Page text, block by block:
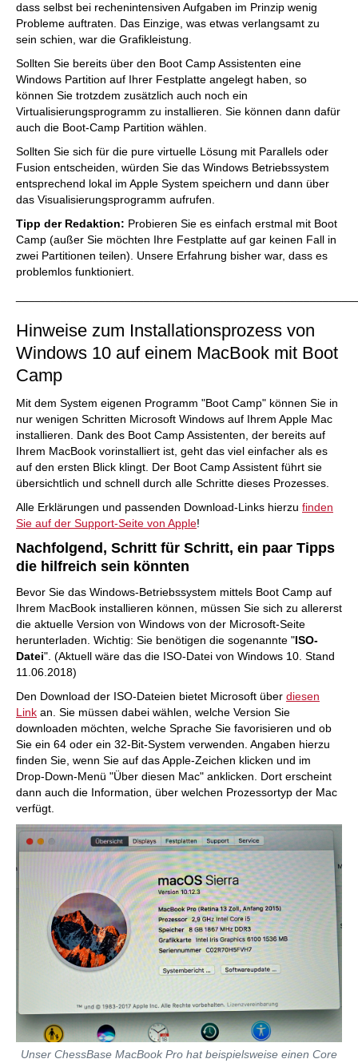
dass selbst bei rechenintensiven Aufgaben im Prinzip wenig
Probleme auftraten. Das Einzige, was etwas verlangsamt zu
sein schien, war die Grafikleistung.
Sollten Sie bereits über den Boot Camp Assistenten eine
Windows Partition auf Ihrer Festplatte angelegt haben, so
können Sie trotzdem zusätzlich auch noch ein
Virtualisierungsprogramm zu installieren. Sie können dann dafür
auch die Boot-Camp Partition wählen.
Sollten Sie sich für die pure virtuelle Lösung mit Parallels oder
Fusion entscheiden, würden Sie das Windows Betriebssystem
entsprechend lokal im Apple System speichern und dann über
das Visualisierungsprogramm aufrufen.
Tipp der Redaktion: Probieren Sie es einfach erstmal mit Boot
Camp (außer Sie möchten Ihre Festplatte auf gar keinen Fall in
zwei Partitionen teilen). Unsere Erfahrung bisher war, dass es
problemlos funktioniert.
Hinweise zum Installationsprozess von
Windows 10 auf einem MacBook mit Boot
Camp
Mit dem System eigenen Programm "Boot Camp" können Sie in
nur wenigen Schritten Microsoft Windows auf Ihrem Apple Mac
installieren. Dank des Boot Camp Assistenten, der bereits auf
Ihrem MacBook vorinstalliert ist, geht das viel einfacher als es
auf den ersten Blick klingt. Der Boot Camp Assistent führt sie
übersichtlich und schnell durch alle Schritte dieses Prozesses.
Alle Erklärungen und passenden Download-Links hierzu finden
Sie auf der Support-Seite von Apple!
Nachfolgend, Schritt für Schritt, ein paar Tipps
die hilfreich sein könnten
Bevor Sie das Windows-Betriebssystem mittels Boot Camp auf
Ihrem MacBook installieren können, müssen Sie sich zu allererst
die aktuelle Version von Windows von der Microsoft-Seite
herunterladen. Wichtig: Sie benötigen die sogenannte "ISO-
Datei". (Aktuell wäre das die ISO-Datei von Windows 10. Stand
11.06.2018)
Den Download der ISO-Dateien bietet Microsoft über diesen
Link an. Sie müssen dabei wählen, welche Version Sie
downloaden möchten, welche Sprache Sie favorisieren und ob
Sie ein 64 oder ein 32-Bit-System verwenden. Angaben hierzu
finden Sie, wenn Sie auf das Apple-Zeichen klicken und im
Drop-Down-Menü "Über diesen Mac" anklicken. Dort erscheint
dann auch die Information, über welchen Prozessortyp der Mac
verfügt.
Unser ChessBase MacBook Pro hat beispielsweise einen Core